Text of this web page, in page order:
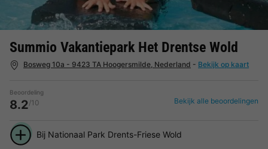
Summio Vakantiepark Het Drentse Wold
Bosweg 10a - 9423 TA Hoogersmilde, Nederland - Bekijk op kaart
Beoordeling
8.2/10 Bekijk alle beoordelingen
Bij Nationaal Park Drents-Friese Wold